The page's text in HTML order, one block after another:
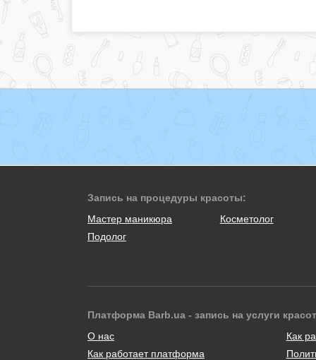
Запись на процедуры красоты:
Мастер маникюра
Косметолог
Подолог
Платформа Barb.ua - запись на услуги
О нас
Как работает платформа
Как